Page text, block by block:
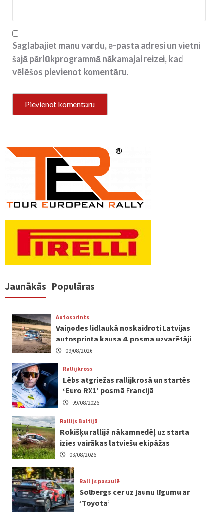
Saglabājiet manu vārdu, e-pasta adresi un vietni
šajā pārlūkprogrammā nākamajai reizei, kad
vēlēšos pievienot komentāru.
Jaunākās Populāras
Autosprints
Vaiņodes lidlaukā noskaidroti Latvijas
autosprinta kausa 4. posma uzvarētāji
09/08/2026
Rallijkross
Lēbs atgriežas rallijkrosā un startēs
‘Euro RX1’ posmā Francijā
09/08/2026
Rallijs Baltijā
Rokišķu rallijā nākamnedēļ uz starta
izies vairākas latviešu ekipāžas
08/08/2026
Rallijs pasaulē
Solbergs cer uz jaunu līgumu ar
‘Toyota’